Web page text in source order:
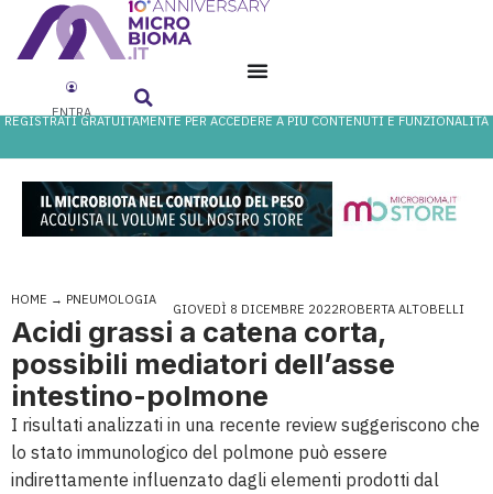
ENTRA
REGISTRATI GRATUITAMENTE PER ACCEDERE A PIÙ CONTENUTI E FUNZIONALITÀ
HOME → PNEUMOLOGIA
GIOVEDÌ 8 DICEMBRE 2022ROBERTA ALTOBELLI
Acidi grassi a catena corta,
possibili mediatori dell’asse
intestino-polmone
I risultati analizzati in una recente review suggeriscono che
lo stato immunologico del polmone può essere
indirettamente influenzato dagli elementi prodotti dal